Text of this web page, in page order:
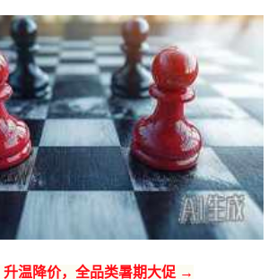
温降价，全品类暑期大促 →